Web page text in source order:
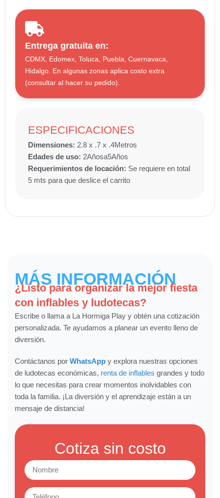
Entrega gratuita en:
CDMX, Edomex, Toluca, Puebla, Cuernavaca,
Hidalgo. En algunas zonas aplica costo extra
(consultar al hacer su pedido).
ESPECIFICACIONES
Dimensiones: 2.8 x .7 x .4Metros
Edades de uso: 2Añosa5Años
Requerimientos de locación: Se requiere en total
5 mts para que deslice el carrito
MÁS INFORMACIÓN
¿Listo para organizar la mejor fiesta
con inflables y ludotecas?
Escribe o llama a La Hormiga Play y obtén una cotización
personalizada. Te ayudamos a planear un evento lleno de
diversión.
Contáctanos por WhatsApp y explora nuestras opciones
de ludotecas económicas, renta de inflables grandes y todo
lo que necesitas para crear momentos inolvidables con
toda la familia. ¡La diversión y el aprendizaje están a un
mensaje de distancia!
Cotiza sin costo